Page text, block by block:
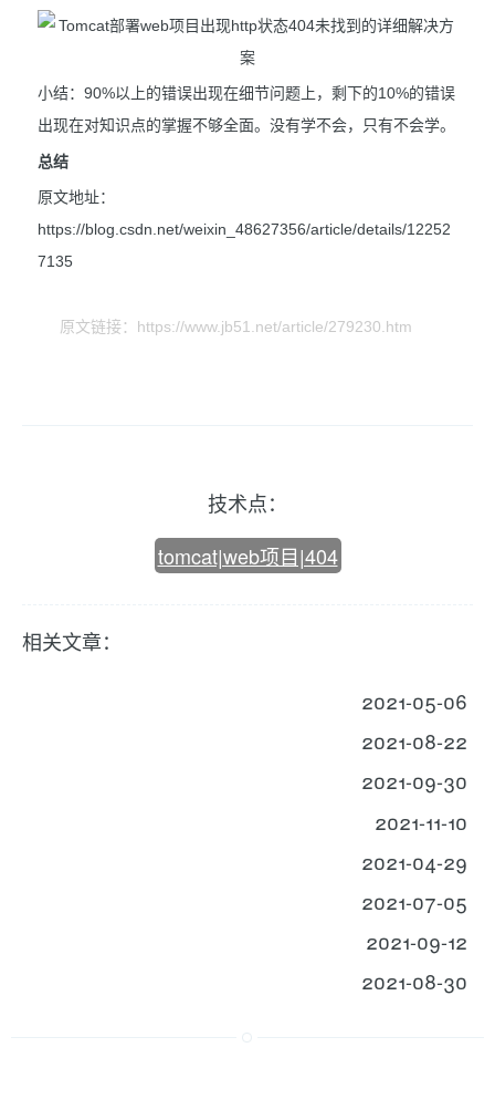
小结：90%以上的错误出现在细节问题上，剩下的10%的错误
出现在对知识点的掌握不够全面。没有学不会，只有不会学。
总结
原文地址：
https://blog.csdn.net/weixin_48627356/article/details/12252
7135
原文链接：https://www.jb51.net/article/279230.htm
技术点：
tomcat|web项目|404
相关文章：
2021-05-06
2021-08-22
2021-09-30
2021-11-10
2021-04-29
2021-07-05
2021-09-12
2021-08-30